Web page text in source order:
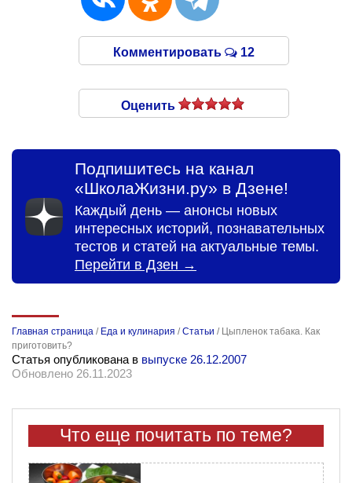
Комментировать 12
Оценить
Подпишитесь на канал
«ШколаЖизни.ру» в Дзене!
Каждый день — анонсы новых
интересных историй, познавательных
тестов и статей на актуальные темы.
Перейти в Дзен →
Главная страница / Еда и кулинария /Статьи / Цыпленок табака. Как
приготовить?
Статья опубликована в выпуске 26.12.2007
Обновлено 26.11.2023
Что еще почитать по теме?